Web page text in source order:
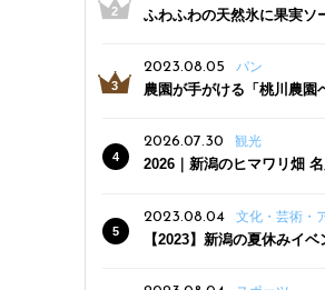
ふわふわの天然氷に果実ソ
三条駅近くにオープン
2023.08.05 パン
農園が手がける「桃川農園
った焼きたてパンのほか、
トやスムージーも
2026.07.30 観光
2026｜新潟のヒマワリ畑
2023.08.04
文化・芸術・
【2023】新潟の夏休みイベ